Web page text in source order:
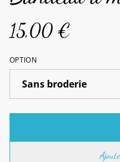
15,00 €
OPTION